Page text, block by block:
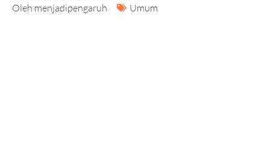
Oleh menjadipengaruh Umum